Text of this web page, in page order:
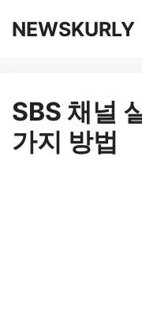
로
건
NEWSKURLY
SBS 채널
가지 방법